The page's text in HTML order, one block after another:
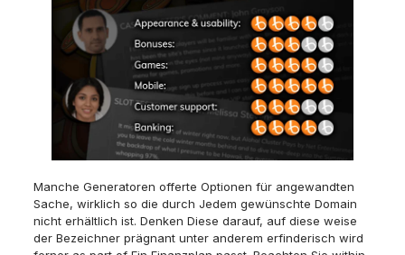
Manche Generatoren offerte Optionen für angewandten
Sache, wirklich so die durch Jedem gewünschte Domain
nicht erhältlich ist. Denken Diese darauf, auf diese weise
der Bezeichner prägnant unter anderem erfinderisch wird